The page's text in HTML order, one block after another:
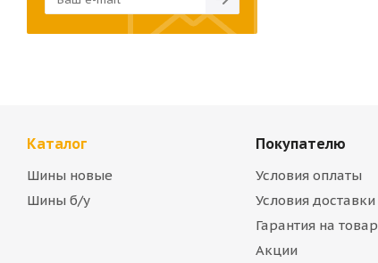
Каталог
Шины новые
Шины б/у
Покупателю
Условия оплаты
Условия доставки
Гарантия на товар
Акции